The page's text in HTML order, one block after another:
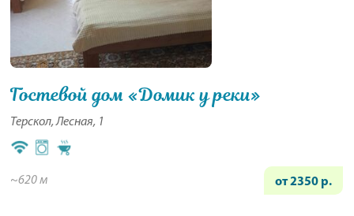
Гостевой дом «Домик у реки»
Терскол, Лесная, 1
~620 м от 2350 р.